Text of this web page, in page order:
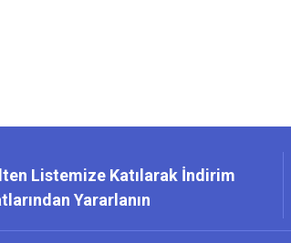
bilgisi, resim, ürün açıklamalarında ve diğer
diğer sitelerden daha pahalı.
benzer farklı alternatifler olmalı.
Listemize Katılarak İndirim
Yararlanın